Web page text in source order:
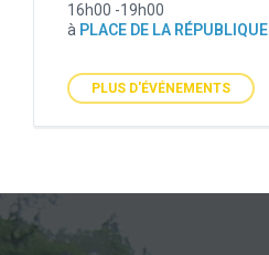
16h00 -19h00
à PLACE DE LA RÉPUBLIQUE
PLUS D'ÉVÉNEMENTS